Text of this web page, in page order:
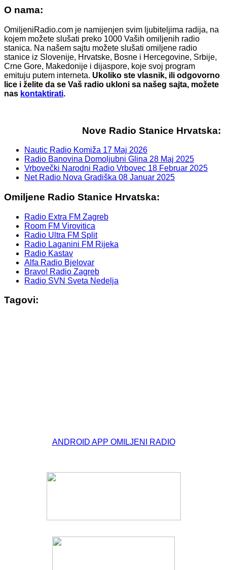
O nama:
OmiljeniRadio.com je namijenjen svim ljubiteljima radija, na
kojem možete slušati preko 1000 Vaših omiljenih radio
stanica. Na našem sajtu možete slušati omiljene radio
stanice iz Slovenije, Hrvatske, Bosne i Hercegovine, Srbije,
Crne Gore, Makedonije i dijaspore, koje svoj program
emituju putem interneta. Ukoliko ste vlasnik, ili odgovorno
lice i želite da se Vaš radio ukloni sa našeg sajta, možete
nas kontaktirati.
Nove Radio Stanice Hrvatska:
Nautic Radio Komiža 17 Maj 2026
Radio Banovina Domoljubni Glina 28 Maj 2025
Vrbovečki Narodni Radio Vrbovec 18 Februar 2025
Net Radio Nova Gradiška 08 Januar 2025
Omiljene Radio Stanice Hrvatska:
Radio Extra FM Zagreb
Room FM Virovitica
Radio Ultra FM Split
Radio Laganini FM Rijeka
Radio Kastav
Alfa Radio Bjelovar
Bravo! Radio Zagreb
Radio SVN Sveta Nedelja
Tagovi:
ANDROID APP OMILJENI RADIO